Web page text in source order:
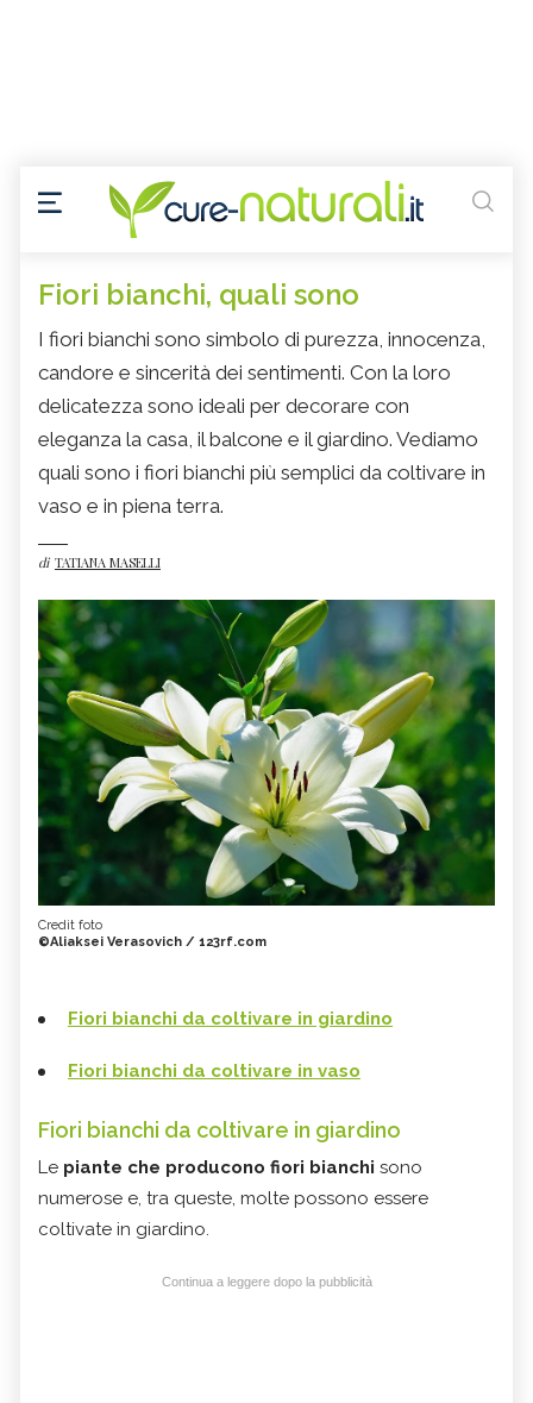
Fiori bianchi, quali sono
I fiori bianchi sono simbolo di purezza, innocenza,
candore e sincerità dei sentimenti. Con la loro
delicatezza sono ideali per decorare con
eleganza la casa, il balcone e il giardino. Vediamo
quali sono i fiori bianchi più semplici da coltivare in
vaso e in piena terra.
di TATIANA MASELLI
Credit foto
©Aliaksei Verasovich / 123rf.com
Fiori bianchi da coltivare in giardino
Fiori bianchi da coltivare in vaso
Fiori bianchi da coltivare in giardino
Le piante che producono fiori bianchi sono
numerose e, tra queste, molte possono essere
coltivate in giardino.
Continua a leggere dopo la pubblicità